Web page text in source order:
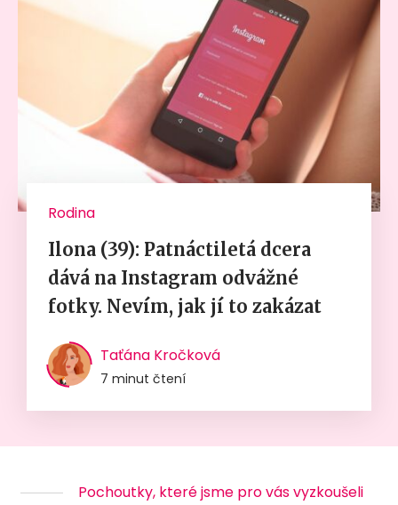
Rodina
Ilona (39): Patnáctiletá dcera
dává na Instagram odvážné
fotky. Nevím, jak jí to zakázat
Taťána Kročková
7 minut čtení
Pochoutky, které jsme pro vás vyzkoušeli